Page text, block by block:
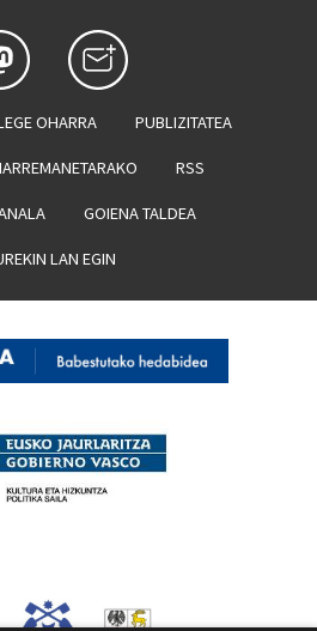
OHARRA PUBLIZITATEA
RSS
GOIENA TALDEA
LAN EGIN